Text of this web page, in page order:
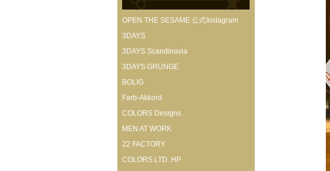
OPEN THE SESAME 公式Instagram
3DAYS
3DAYS Scandinavia
3DAYS GRUNGE
BOLIG
Farb-Akkord
COLORS Designs
MEN AT WORK
22 FACTORY
COLORS LTD. HP